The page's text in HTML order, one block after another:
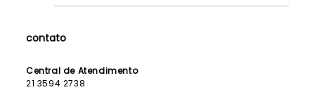
Como Funciona
Lista de Formandas
Política de Privacidade
contato
Central de Atendimento
21 3594 2738